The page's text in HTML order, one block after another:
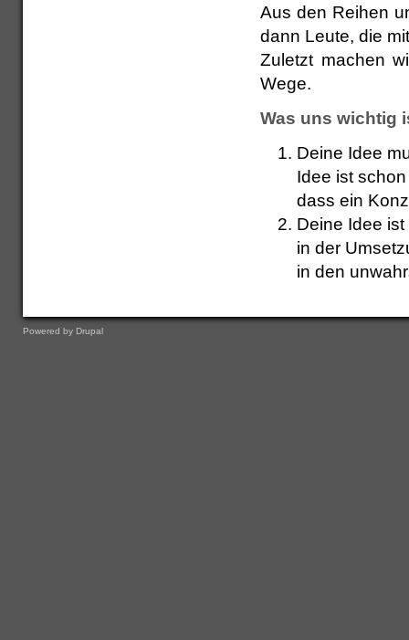
Aus den Reihen
dann Leute, die
Zuletzt machen
Wege.
Was uns wichtig
Deine Idee
Idee ist
dass ein
Deine Idee
in der
in den
Powered by Drupal